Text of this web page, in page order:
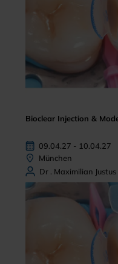
Bioclear Injection &
09.04.27 - 10.04.27
München
Dr . Maximilian